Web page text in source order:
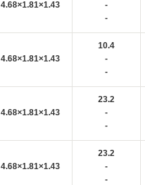
4.68×1.81×1.43
-
-
4.68×1.81×1.43
10.4
-
-
4.68×1.81×1.43
23.2
-
-
4.68×1.81×1.43
23.2
-
-